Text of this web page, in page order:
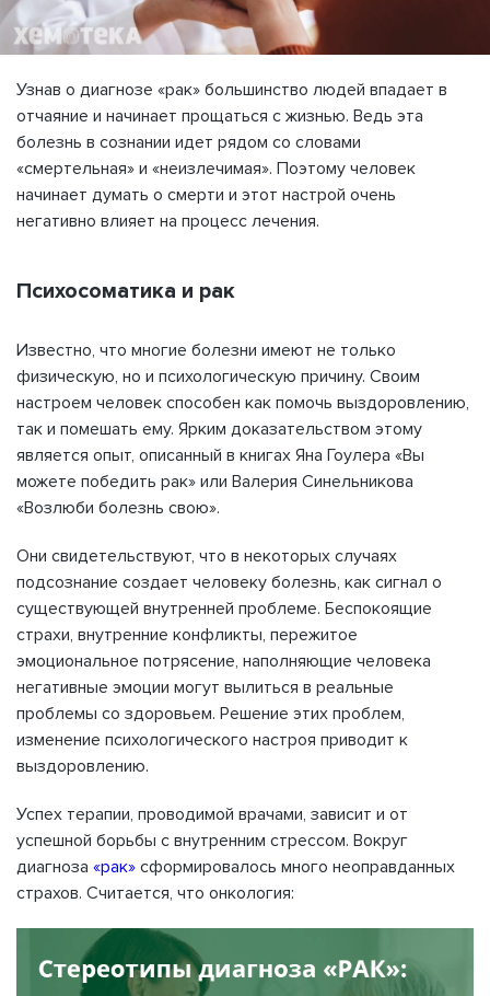
Узнав о диагнозе «рак» большинство людей впадает в
отчаяние и начинает прощаться с жизнью. Ведь эта
болезнь в сознании идет рядом со словами
«смертельная» и «неизлечимая». Поэтому человек
начинает думать о смерти и этот настрой очень
негативно влияет на процесс лечения.
Психосоматика и рак
Известно, что многие болезни имеют не только
физическую, но и психологическую причину. Своим
настроем человек способен как помочь выздоровлению,
так и помешать ему. Ярким доказательством этому
является опыт, описанный в книгах Яна Гоулера «Вы
можете победить рак» или Валерия Синельникова
«Возлюби болезнь свою».
Они свидетельствуют, что в некоторых случаях
подсознание создает человеку болезнь, как сигнал о
существующей внутренней проблеме. Беспокоящие
страхи, внутренние конфликты, пережитое
эмоциональное потрясение, наполняющие человека
негативные эмоции могут вылиться в реальные
проблемы со здоровьем. Решение этих проблем,
изменение психологического настроя приводит к
выздоровлению.
Успех терапии, проводимой врачами, зависит и от
успешной борьбы с внутренним стрессом. Вокруг
диагноза «рак» сформировалось много неоправданных
страхов. Считается, что онкология: